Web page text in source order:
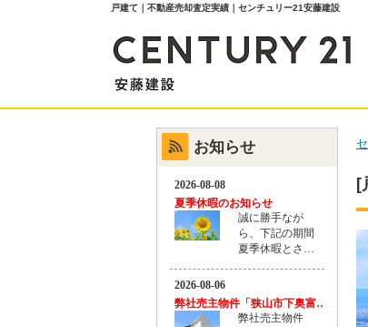
戸建て｜不動産売却査定実績｜センチュリー21安藤建設
[
お知らせ